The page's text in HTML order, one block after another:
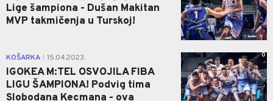
Lige šampiona - Dušan Makitan
MVP takmičenja u Turskoj!
KOŠARKA 15.04.2023.
IGOKEA M:TEL OSVOJILA FIBA
LIGU ŠAMPIONA! Podvig tima
Slobodana Kecmana - ova
0